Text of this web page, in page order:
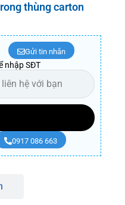
thùng carton
Gửi tin nhắn
nhập SĐT
0917 086 663